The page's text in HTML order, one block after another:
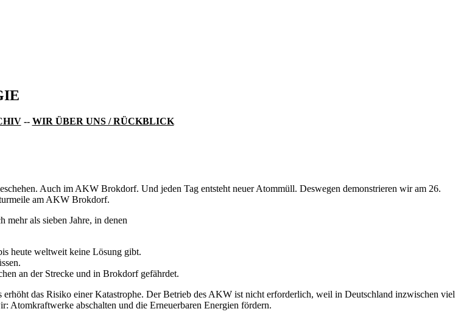
-- WIR ÜBER UNS / RÜCKBLICK
Auch im AKW Brokdorf. Und jeden Tag entsteht neuer Atommüll. Deswegen demonstrieren wir am 26.
am AKW Brokdorf.
als sieben Jahre, in denen
heute weltweit keine Lösung gibt.
an der Strecke und in Brokdorf gefährdet.
das Risiko einer Katastrophe. Der Betrieb des AKW ist nicht erforderlich, weil in Deutschland inzwischen viel
Atomkraftwerke abschalten und die Erneuerbaren Energien fördern.